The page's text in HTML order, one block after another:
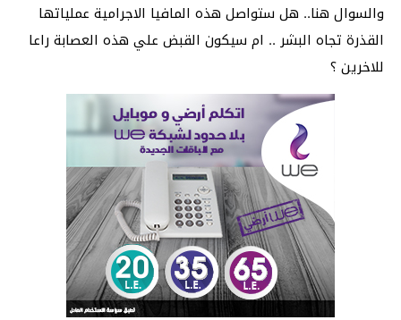
والسوال هنا.. هل ستواصل هذه المافيا الاجرامية عملياتها
القذرة تجاه البشر .. ام سيكون القبض علي هذه العصابة راعا
للاخرين ؟